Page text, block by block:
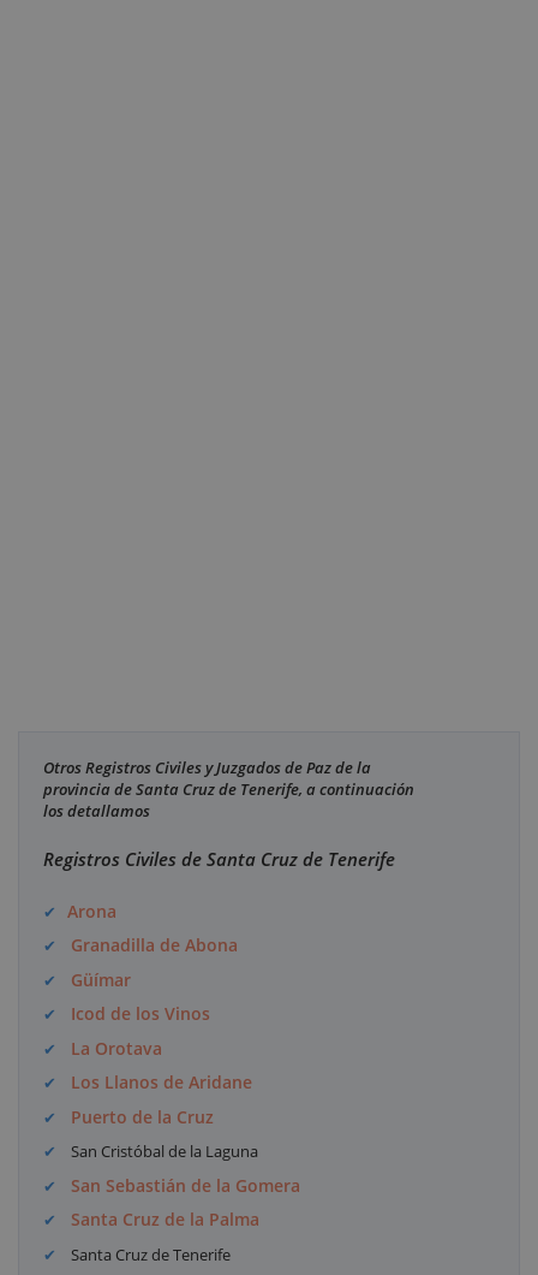
Otros Registros Civiles y Juzgados de Paz de la
provincia de Santa Cruz de Tenerife, a continuación
los detallamos
Registros Civiles de Santa Cruz de Tenerife
Arona
Granadilla de Abona
Güímar
Icod de los Vinos
La Orotava
Los Llanos de Aridane
Puerto de la Cruz
San Cristóbal de la Laguna
San Sebastián de la Gomera
Santa Cruz de la Palma
Santa Cruz de Tenerife